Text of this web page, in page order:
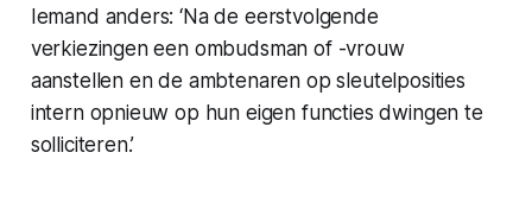
Iemand anders: ‘Na de eerstvolgende
verkiezingen een ombudsman of -vrouw
aanstellen en de ambtenaren op sleutelposities
intern opnieuw op hun eigen functies dwingen te
solliciteren.’